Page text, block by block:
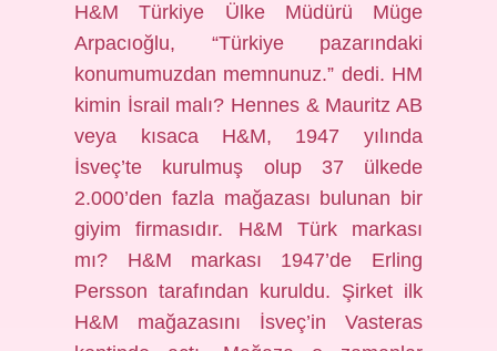
H&M Türkiye Ülke Müdürü Müge
Arpacıoğlu, “Türkiye pazarındaki
konumumuzdan memnunuz.” dedi. HM
kimin İsrail malı? Hennes & Mauritz AB
veya kısaca H&M, 1947 yılında
İsveç’te kurulmuş olup 37 ülkede
2.000’den fazla mağazası bulunan bir
giyim firmasıdır. H&M Türk markası
mı? H&M markası 1947’de Erling
Persson tarafından kuruldu. Şirket ilk
H&M mağazasını İsveç’in Vasteras